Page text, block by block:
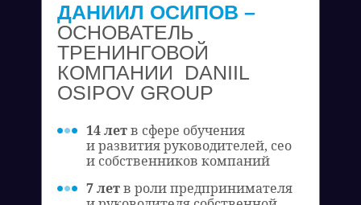
14 летв сфере обучения
и развития руководителей, сео
и собственников компаний
7 летв роли предпринимателя
ДАНИИЛ ОСИПОВ –
ОСНОВАТЕЛЬ
ТРЕНИНГОВОЙ
КОМПАНИИ DANIIL
OSIPOV GROUP